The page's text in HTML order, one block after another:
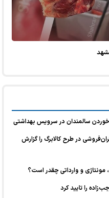
خوردن سالمندان در سرویس بهداشتی
در طرح کالابرگ را گزارش
و وارداتی چقدر است؟
را تایید کرد